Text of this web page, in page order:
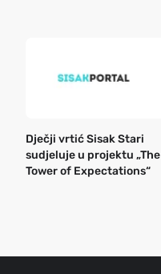
Dječji vrtić Sisak Stari
sudjeluje u projektu „The
Tower of Expectations“